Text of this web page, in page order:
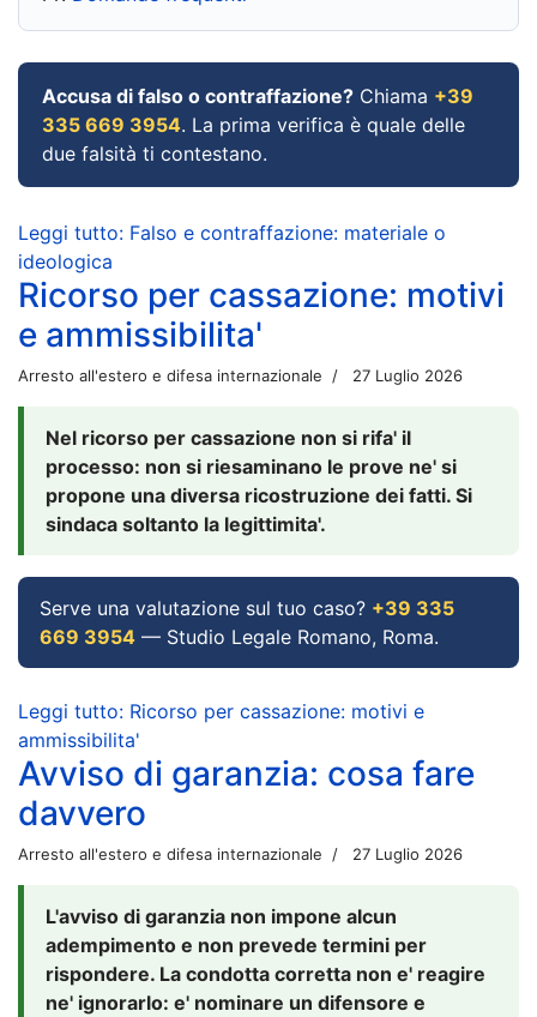
Accusa di falso o contraffazione? Chiama +39
335 669 3954. La prima verifica è quale delle
due falsità ti contestano.
Leggi tutto: Falso e contraffazione: materiale o
ideologica
Ricorso per cassazione: motivi
e ammissibilita'
Arresto all'estero e difesa internazionale 27 Luglio 2026
Nel ricorso per cassazione non si rifa' il
processo: non si riesaminano le prove ne' si
propone una diversa ricostruzione dei fatti. Si
sindaca soltanto la legittimita'.
Serve una valutazione sul tuo caso? +39 335
669 3954 — Studio Legale Romano, Roma.
Leggi tutto: Ricorso per cassazione: motivi e
ammissibilita'
Avviso di garanzia: cosa fare
davvero
Arresto all'estero e difesa internazionale 27 Luglio 2026
L'avviso di garanzia non impone alcun
adempimento e non prevede termini per
rispondere. La condotta corretta non e' reagire
ne' ignorarlo: e' nominare un difensore e